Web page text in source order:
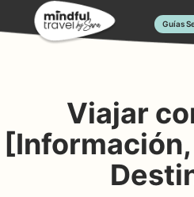
Saltar
al
contenido
Guías
Viajar